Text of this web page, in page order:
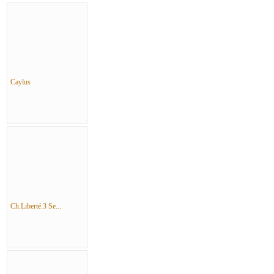
Caylus
Ch.Liberté.3 Se...